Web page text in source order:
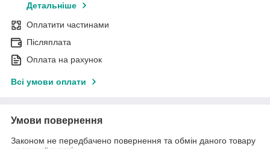
Детальніше
Оплатити частинами
Післяплата
Оплата на рахунок
Всі умови оплати
Умови повернення
Законом не передбачено повернення та обмін даного товару